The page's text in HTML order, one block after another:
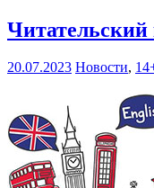
20.07.2023 Новости,